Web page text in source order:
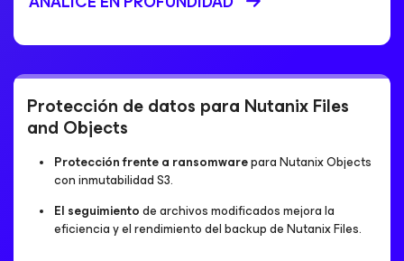
Protección de datos para Nutanix Files
and Objects
Protección frente a ransomwarepara Nutanix Objects
con inmutabilidad S3.
El seguimientode archivos modificados mejora la
eficiencia y el rendimiento del backup de Nutanix Files.